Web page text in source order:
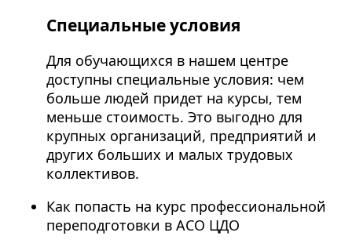
Специальные условия
Для обучающихся в нашем центре
доступны специальные условия: чем
больше людей придет на курсы, тем
меньше стоимость. Это выгодно для
крупных организаций, предприятий и
других больших и малых трудовых
коллективов.
Как попасть на курс профессиональной
переподготовки в АСО ЦДО